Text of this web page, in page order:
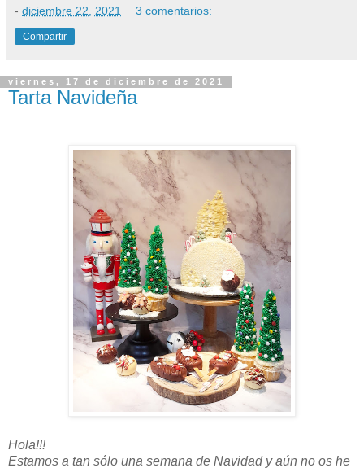
- diciembre 22, 2021 3 comentarios:
Compartir
viernes, 17 de diciembre de 2021
Tarta Navideña
Hola!!!
Estamos a tan sólo una semana de Navidad y aún no os he